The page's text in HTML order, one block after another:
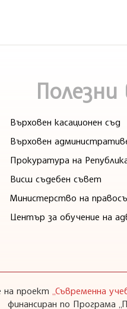
Върховен касационен съд
Върховен
Прокуратура на
Висш съдебен съвет
Министерство на
Център за обучение на
на проект „Съвременна
финансиран по Програма